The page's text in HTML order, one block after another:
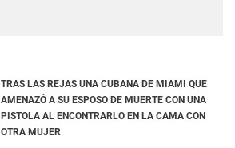
TRAS LAS REJAS UNA CUBANA DE MIAMI QUE
AMENAZÓ A SU ESPOSO DE MUERTE CON UNA
PISTOLA AL ENCONTRARLO EN LA CAMA CON
OTRA MUJER